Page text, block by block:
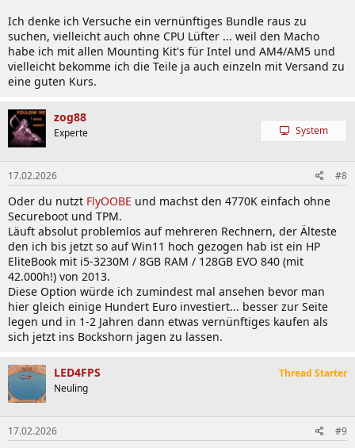
Ich denke ich Versuche ein vernünftiges Bundle raus zu
suchen, vielleicht auch ohne CPU Lüfter ... weil den Macho
habe ich mit allen Mounting Kit's für Intel und AM4/AM5 und
vielleicht bekomme ich die Teile ja auch einzeln mit Versand zu
eine guten Kurs.
zog88
Experte System
17.02.2026 #8
Oder du nutzt FlyOOBE und machst den 4770K einfach ohne
Secureboot und TPM.
Läuft absolut problemlos auf mehreren Rechnern, der Älteste
den ich bis jetzt so auf Win11 hoch gezogen hab ist ein HP
EliteBook mit i5-3230M / 8GB RAM / 128GB EVO 840 (mit
42.000h!) von 2013.
Diese Option würde ich zumindest mal ansehen bevor man
hier gleich einige Hundert Euro investiert... besser zur Seite
legen und in 1-2 Jahren dann etwas vernünftiges kaufen als
sich jetzt ins Bockshorn jagen zu lassen.
LED4FPS
Neuling
Thread Starter
17.02.2026 #9